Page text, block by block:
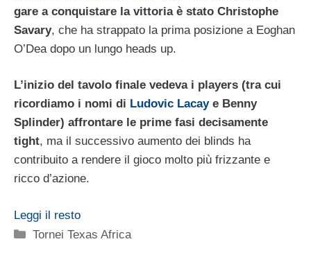
gare a conquistare la vittoria è stato Christophe
Savary, che ha strappato la prima posizione a Eoghan
O’Dea dopo un lungo heads up.
L’inizio del tavolo finale vedeva i players (tra cui
ricordiamo i nomi di Ludovic Lacaye Benny
Splinder) affrontare le prime fasi decisamente
tight, ma il successivo aumento dei blinds ha
contribuito a rendere il gioco molto più frizzante e
ricco d’azione.
Leggi il resto
Categorie
Tornei Texas Africa